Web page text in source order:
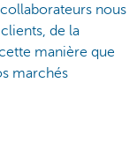
nous
de la
manière que
marchés